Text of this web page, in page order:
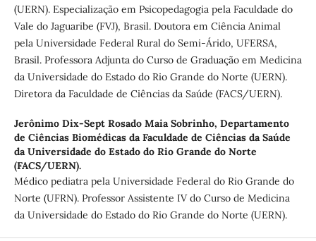
(UERN). Especialização em Psicopedagogia pela Faculdade do
Vale do Jaguaribe (FVJ), Brasil. Doutora em Ciência Animal
pela Universidade Federal Rural do Semi-Árido, UFERSA,
Brasil. Professora Adjunta do Curso de Graduação em Medicina
da Universidade do Estado do Rio Grande do Norte (UERN).
Diretora da Faculdade de Ciências da Saúde (FACS/UERN).
Jerônimo Dix-Sept Rosado Maia Sobrinho, Departamento
de Ciências Biomédicas da Faculdade de Ciências da Saúde
da Universidade do Estado do Rio Grande do Norte
(FACS/UERN).
Médico pediatra pela Universidade Federal do Rio Grande do
Norte (UFRN). Professor Assistente IV do Curso de Medicina
da Universidade do Estado do Rio Grande do Norte (UERN).